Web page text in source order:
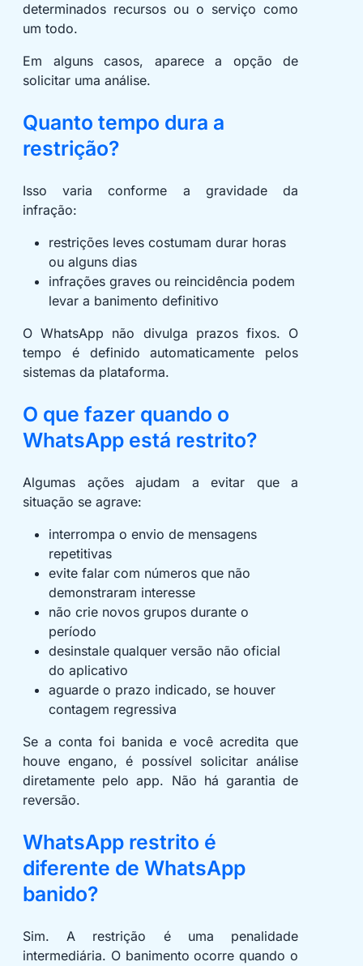
determinados recursos ou o serviço como
um todo.
Em alguns casos, aparece a opção de
solicitar uma análise.
Quanto tempo dura a
restrição?
Isso varia conforme a gravidade da
infração:
restrições leves costumam durar horas
ou alguns dias
infrações graves ou reincidência podem
levar a banimento definitivo
O WhatsApp não divulga prazos fixos. O
tempo é definido automaticamente pelos
sistemas da plataforma.
O que fazer quando o
WhatsApp está restrito?
Algumas ações ajudam a evitar que a
situação se agrave:
interrompa o envio de mensagens
repetitivas
evite falar com números que não
demonstraram interesse
não crie novos grupos durante o
período
desinstale qualquer versão não oficial
do aplicativo
aguarde o prazo indicado, se houver
contagem regressiva
Se a conta foi banida e você acredita que
houve engano, é possível solicitar análise
diretamente pelo app. Não há garantia de
reversão.
WhatsApp restrito é
diferente de WhatsApp
banido?
Sim. A restrição é uma penalidade
intermediária. O banimento ocorre quando o